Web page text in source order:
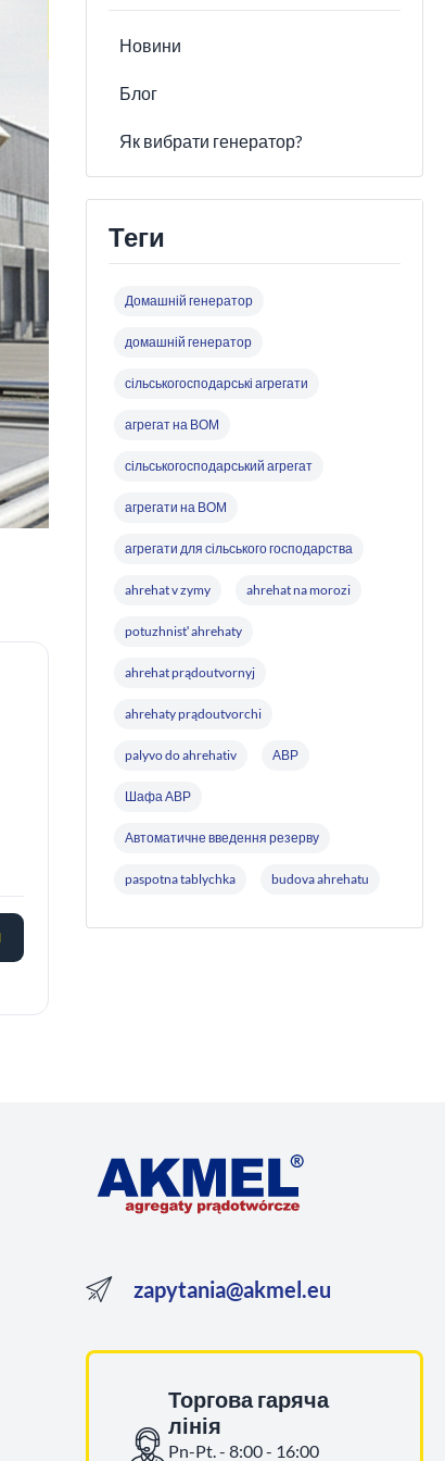
Новини
Блог
Як вибрати генератор?
Теги
Домашній генератор
домашній генератор
сільськогосподарські агрегати
агрегат на ВОМ
сільськогосподарський агрегат
агрегати на ВОМ
агрегати для сільського господарства
ahrehat v zymy ahrehat na morozi
potuzhnistʹ ahrehaty
ahrehat prądoutvornyj
ahrehaty prądoutvorchi
palyvo do ahrehativ АВР
Шафа АВР
Автоматичне введення резерву
paspotna tablychka budova ahrehatu
zapytania@akmel.eu
Торгова гаряча
лінія
Pn-Pt. - 8:00 - 16:00